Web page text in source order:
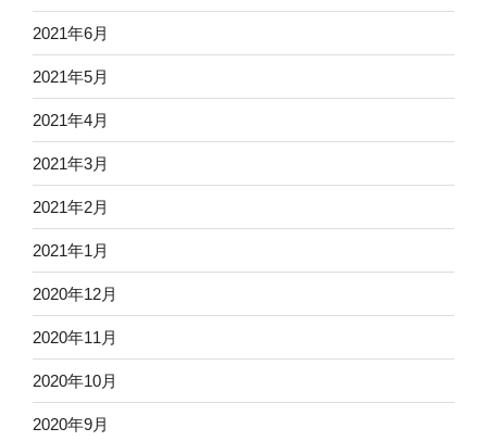
2021年6月
2021年5月
2021年4月
2021年3月
2021年2月
2021年1月
2020年12月
2020年11月
2020年10月
2020年9月